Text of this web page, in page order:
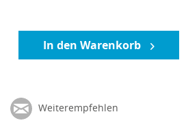
In den Warenkorb
Weiterempfehlen